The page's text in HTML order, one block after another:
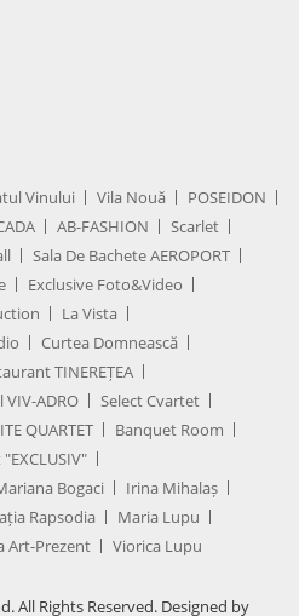
Vinului Vila Nouă
POSEIDON
AB-FASHION
Scarlet
Sala De Bachete AEROPORT
Exclusive Foto&Video
La Vista
Curtea Domnească
TINEREȚEA
ADRO
Select Cvartet
QUARTET
Banquet Room
Bogaci
Irina Mihalaș
Rapsodia
Maria Lupu
Art-Prezent Viorica Lupu
All Rights Reserved. Designed by